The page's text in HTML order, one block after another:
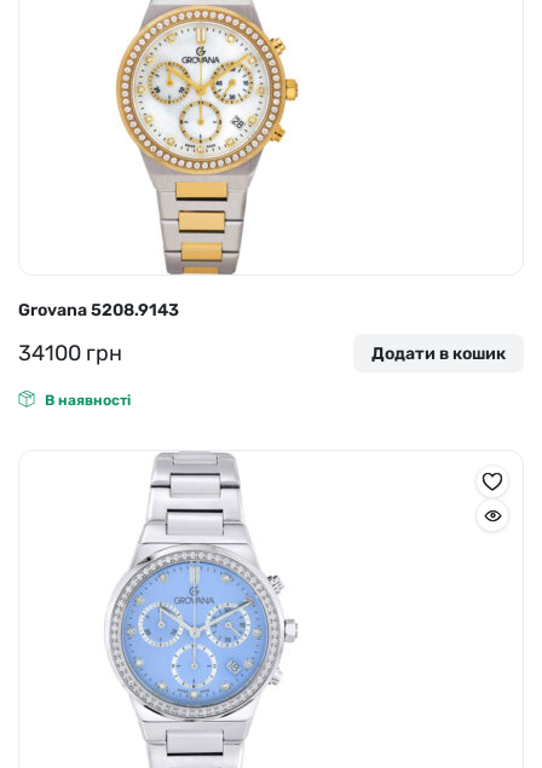
Grovana 5208.9143
34100 грн Додати в кошик
В наявності